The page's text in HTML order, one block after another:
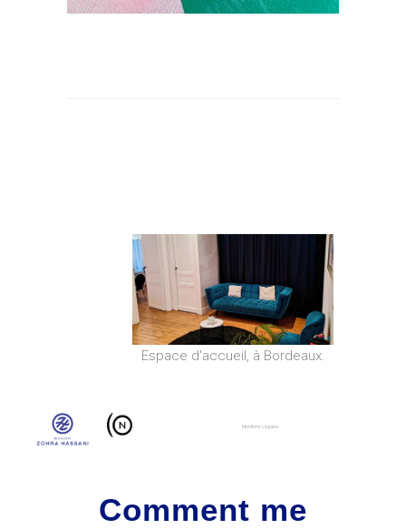
Espace d'accueil, à Bordeaux.
Mentions Légales
Comment me